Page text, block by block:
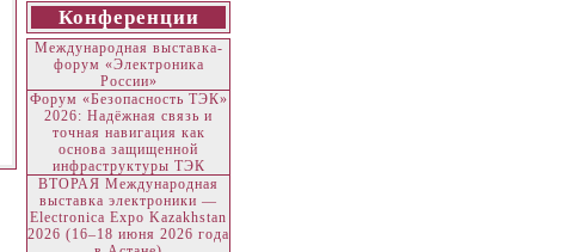
Конференции
Международная выставка-
форум «Электроника
России»
Форум «Безопасность ТЭК»
2026: Надёжная связь и
точная навигация как
основа защищенной
инфраструктуры ТЭК
ВТОРАЯ Международная
выставка электроники —
Electronica Expo Kazakhstan
2026 (16–18 июня 2026 года